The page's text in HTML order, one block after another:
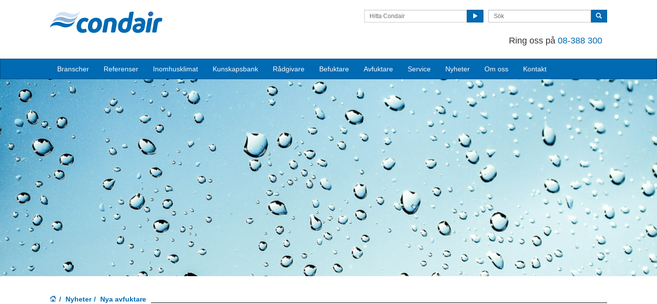
Hitta Condair
Ring oss på 08-388 300
Branscher Referenser Inomhusklimat Kunskapsbank Rådgivare Befuktare Avfuktare Service Nyheter Om oss Kontakt
Nyheter Nya avfuktare